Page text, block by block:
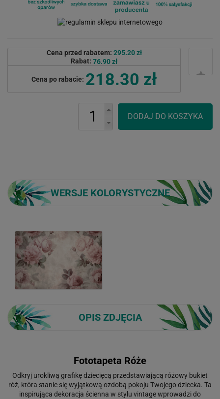
Cena przed rabatem: 295.20 zł
Rabat: 76.90 zł
Cena po rabacie: 218.30 zł
WERSJE KOLORYSTYCZNE
OPIS ZDJĘCIA
Fototapeta Róże
Odkryj urokliwą grafikę dziecięcą przedstawiającą różowy bukiet
róż, która stanie się wyjątkową ozdobą pokoju Twojego dziecka. Ta
inspirująca dekoracja ścienna w stylu vintage wprowadzi do